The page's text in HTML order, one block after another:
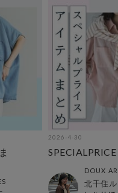
2026-4-30
DOUX
北千住